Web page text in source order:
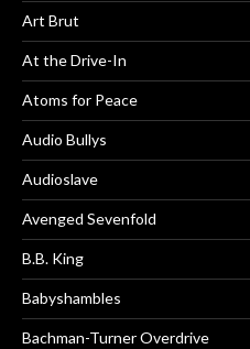
Art Brut
At the Drive-In
Atoms for Peace
Audio Bullys
Audioslave
Avenged Sevenfold
B.B. King
Babyshambles
Bachman-Turner Overdrive